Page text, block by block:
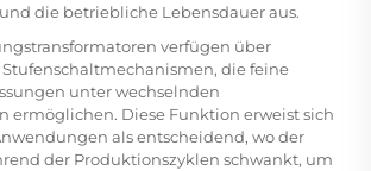
die betriebliche Lebensdauer aus.
verfügen über
die feine
unter wechselnden
ermöglichen. Diese Funktion erweist sich
als entscheidend, wo der
der Produktionszyklen schwankt, um